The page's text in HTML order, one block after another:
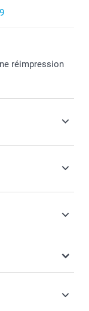
réimpression
et hors frais de